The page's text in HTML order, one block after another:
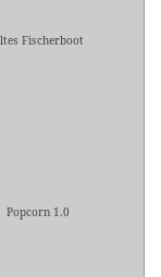
Fischerboot
Popcorn 1.0